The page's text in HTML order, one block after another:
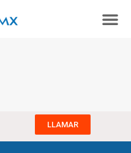
LLAMAR